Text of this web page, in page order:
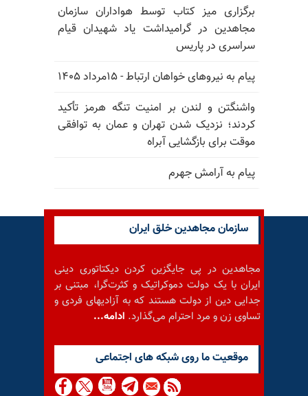
برگزاری میز کتاب توسط هواداران سازمان
مجاهدین در گرامیداشت یاد شهیدان قیام
سراسری در پاریس
پیام به نیروهای خواهان ارتباط - ۱۵مرداد ۱۴۰۵
واشنگتن و لندن بر امنیت تنگه هرمز تأکید
کردند؛ نزدیک شدن تهران و عمان به توافقی
موقت برای بازگشایی آبراه
پیام به آرامش جهرم
سازمان مجاهدین خلق ایران
مجاهدین در پی جایگزین کردن دیکتاتوری دینی
ایران با یک دولت دموکراتیک و کثرت‌گرا، مبتنی بر
جدایی دین از دولت هستند که به آزادیهای فردی و
تساوی زن و مرد احترام می‌گذارد. ادامه...
موقعيت ما روى شبكه هاى اجتماعى